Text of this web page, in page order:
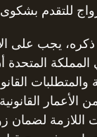
للتقدم
يجب على
المتحدة
والمتطلبات
الأعمار
اللازمة لضمان